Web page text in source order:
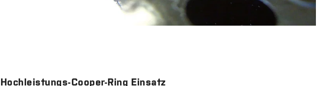
Hochleistungs-Cooper-Ring Einsatz